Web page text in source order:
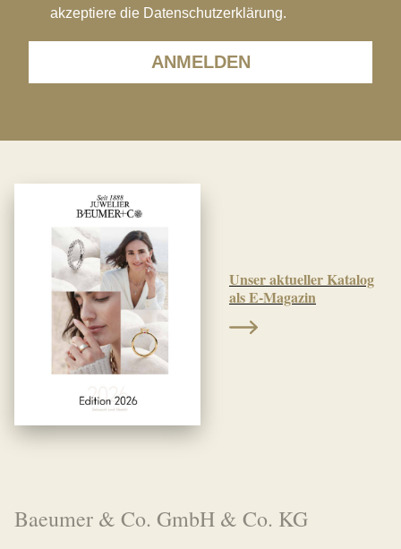
ANMELDEN
akzeptiere die Datenschutzerklärung.
Unser aktueller Katalog
als E-Magazin
Baeumer & Co. GmbH & Co. KG